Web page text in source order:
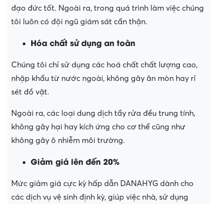
đạo đức tốt. Ngoài ra, trong quá trình làm việc chúng
tôi luôn có đội ngũ giám sát cẩn thận.
Hóa chất sử dụng an toàn
Chúng tôi chỉ sử dụng các hoá chất chất lượng cao,
nhập khẩu từ nước ngoài, không gây ăn mòn hay rỉ
sét đồ vật.
Ngoài ra, các loại dung dịch tẩy rửa đều trung tính,
không gây hại hay kích ứng cho cơ thể cũng như
không gây ô nhiễm môi trường.
Giảm giá lên đến 20%
Mức giảm giá cực kỳ hấp dẫn DANAHYG dành cho
các dịch vụ vệ sinh định kỳ, giúp việc nhà, sử dụng